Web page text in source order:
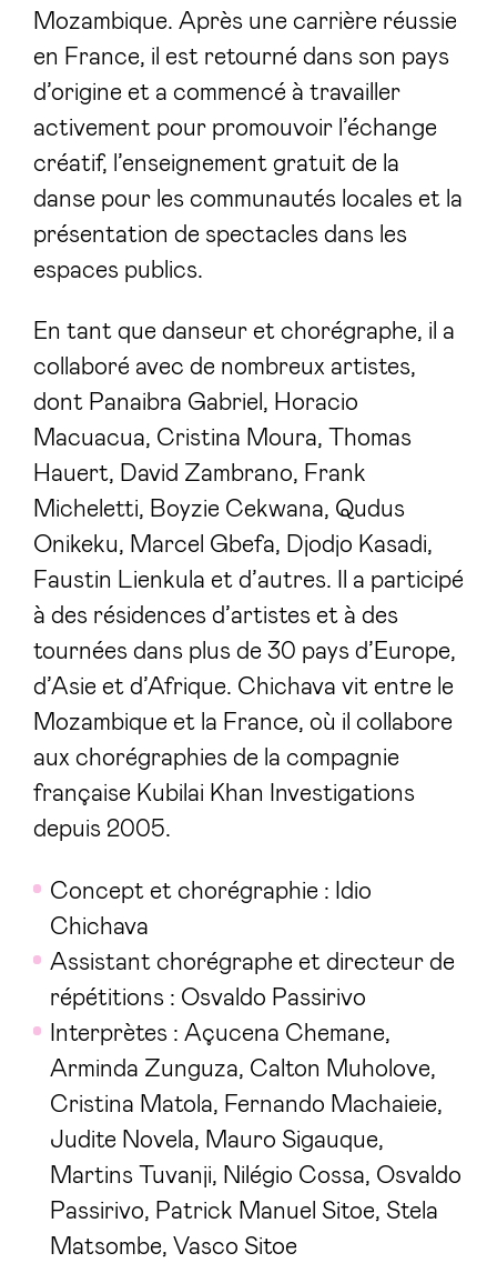
Mozambique. Après une carrière réussie
en France, il est retourné dans son pays
d’origine et a commencé à travailler
activement pour promouvoir l’échange
créatif, l’enseignement gratuit de la
danse pour les communautés locales et la
présentation de spectacles dans les
espaces publics.
En tant que danseur et chorégraphe, il a
collaboré avec de nombreux artistes,
dont Panaibra Gabriel, Horacio
Macuacua, Cristina Moura, Thomas
Hauert, David Zambrano, Frank
Micheletti, Boyzie Cekwana, Qudus
Onikeku, Marcel Gbefa, Djodjo Kasadi,
Faustin Lienkula et d’autres. Il a participé
à des résidences d’artistes et à des
tournées dans plus de 30 pays d’Europe,
d’Asie et d’Afrique. Chichava vit entre le
Mozambique et la France, où il collabore
aux chorégraphies de la compagnie
française Kubilai Khan Investigations
depuis 2005.
Concept et chorégraphie : Idio
Chichava
Assistant chorégraphe et directeur de
répétitions : Osvaldo Passirivo
Interprètes : Açucena Chemane,
Arminda Zunguza, Calton Muholove,
Cristina Matola, Fernando Machaieie,
Judite Novela, Mauro Sigauque,
Martins Tuvanji, Nilégio Cossa, Osvaldo
Passirivo, Patrick Manuel Sitoe, Stela
Matsombe, Vasco Sitoe